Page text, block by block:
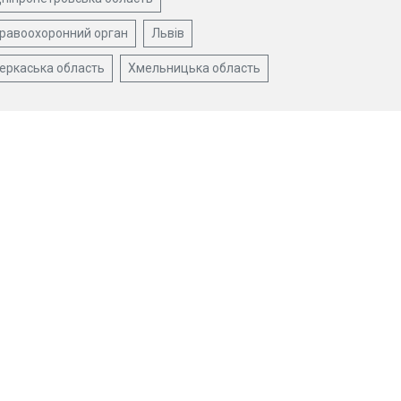
орган Львів
область Хмельницька область